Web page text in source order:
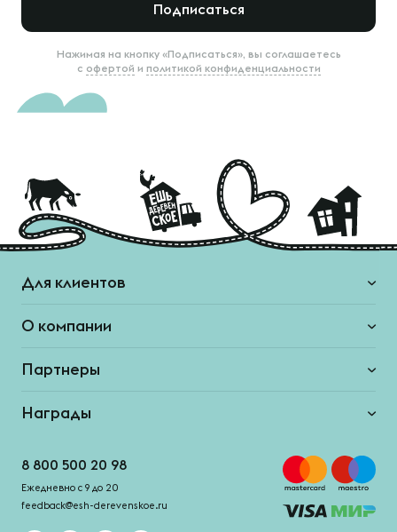
Подписаться
Нажимая на кнопку «Подписаться», вы соглашаетесь
с офертой и политикой конфиденциальности
Для клиентов
О компании
Партнеры
Награды
8 800 500 20 98
Ежедневно с 9 до 20
feedback@esh-derevenskoe.ru